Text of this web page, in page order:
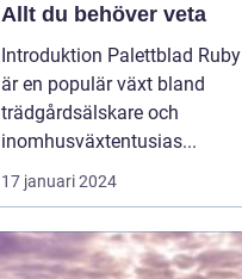
Allt du behöver veta
Introduktion Palettblad Ruby Road
är en populär växt bland
trädgårdsälskare och
inomhusväxtentusias...
17 januari 2024